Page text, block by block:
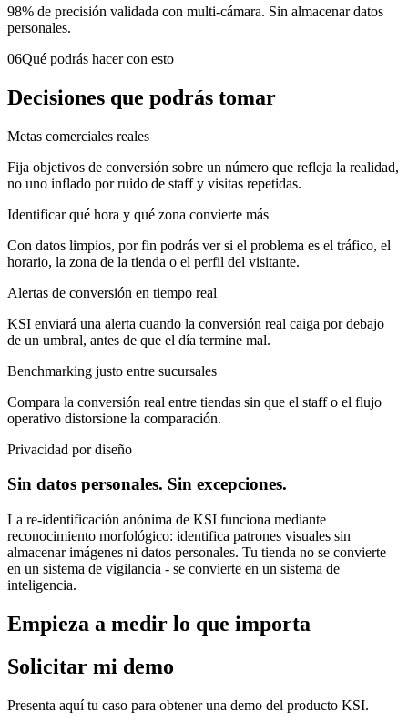
98% de precisión validada con multi-cámara. Sin almacenar datos
personales.
06Qué podrás hacer con esto
Decisiones que podrás tomar
Metas comerciales reales
Fija objetivos de conversión sobre un número que refleja la realidad,
no uno inflado por ruido de staff y visitas repetidas.
Identificar qué hora y qué zona convierte más
Con datos limpios, por fin podrás ver si el problema es el tráfico, el
horario, la zona de la tienda o el perfil del visitante.
Alertas de conversión en tiempo real
KSI enviará una alerta cuando la conversión real caiga por debajo
de un umbral, antes de que el día termine mal.
Benchmarking justo entre sucursales
Compara la conversión real entre tiendas sin que el staff o el flujo
operativo distorsione la comparación.
Privacidad por diseño
Sin datos personales. Sin excepciones.
La re-identificación anónima de KSI funciona mediante
reconocimiento morfológico: identifica patrones visuales sin
almacenar imágenes ni datos personales. Tu tienda no se convierte
en un sistema de vigilancia - se convierte en un sistema de
inteligencia.
Empieza a medir lo que importa
Solicitar mi demo
Presenta aquí tu caso para obtener una demo del producto KSI.